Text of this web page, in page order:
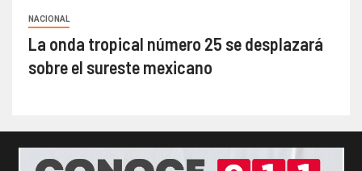
NACIONAL
La onda tropical número 25 se desplazará
sobre el sureste mexicano